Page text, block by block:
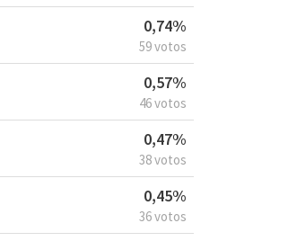
0,74%
59 votos
0,57%
46 votos
0,47%
38 votos
0,45%
36 votos